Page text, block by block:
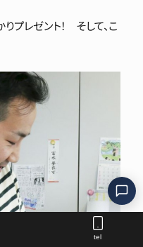
プレゼント！ そして、こ
tel